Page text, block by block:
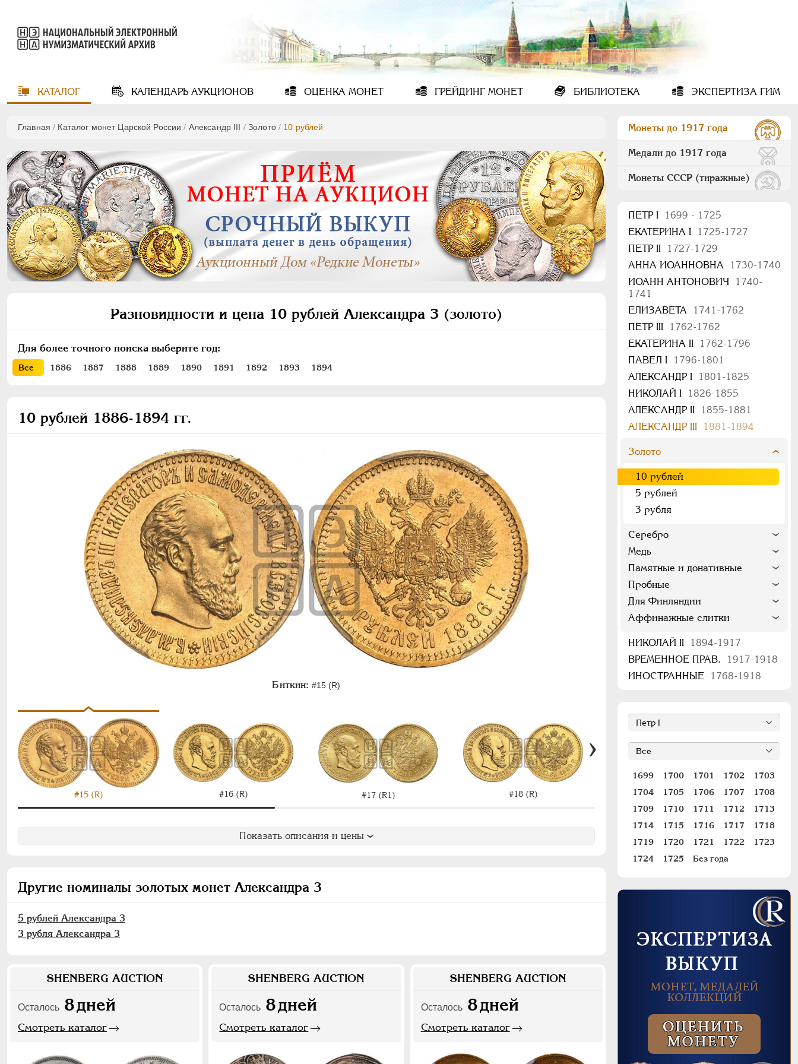
КАТАЛОГ КАЛЕНДАРЬАУКЦИОНОВ ОЦЕНКА МОНЕТ ГРЕЙДИНГМОНЕТ БИБЛИОТЕКА ЭКСПЕРТИЗА ГИМ
Главная / Каталог монет Царской России / Александр III / Золото/ 10 рублей
Разновидности и цена 10 рублей Александра 3 (золото)
Для более точного поиска выберите год:
Все 1886 1887 1888 1889 1890 1891 1892 1893 1894
10 рублей 1886-1894 гг.
Биткин: #15 (R)
#15 (R) #16 (R) #17 (R1) #18 (R) #19 (R1)
Показать описания и цены
Другие номиналы золотых монет Александра 3
5 рублей Александра 3
3 рубля Александра 3
SHENBERG AUCTION
Осталось 8дней
Смотреть каталог
SHENBERG AUCTION
Осталось 8дней
Смотреть каталог
SHENBERG AUCTION
Осталось 8дней
Смотреть каталог
Монеты до 1917 года
Медали до 1917 года
Монеты СССР (тиражные)
ПEТР I
1699 - 1725
ЕКАТЕРИНА I
1725-1727
ПЕТР II
1727-1729
АННА ИОАННОВНА
1730-1740
ИОАНН АНТОНОВИЧ
1740-
1741
ЕЛИЗАВЕТА
1741-1762
ПЕТР III
1762-1762
ЕКАТЕРИНА II
1762-1796
ПАВЕЛ I
1796-1801
АЛЕКСАНДР I
1801-1825
НИКОЛАЙ I
1826-1855
АЛЕКСАНДР II
1855-1881
АЛЕКСАНДР III
1881-1894
Золото
10 рублей
5 рублей
3 рубля
Серебро
Медь
Памятные и донативные
Пробные
Для Финляндии
Аффинажные слитки
НИКОЛАЙ II
1894-1917
ВРЕМЕННОЕ ПРАВ.
1917-1918
ИНОСТРАННЫЕ
1768-1918
1699 1700 1701 1702
1703
1704
1705 1706 1707
1708
1709
1710 1711 1712
1713
1714
1715 1716 1717
1718
1719
1720 1721 1722
1723
1724
1725 Без года